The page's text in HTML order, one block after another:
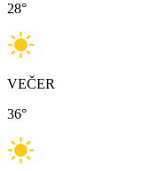
28°
VEČER
36°